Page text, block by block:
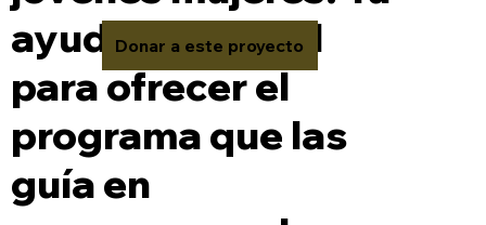
ayuda es crucial
para ofrecer el
programa que las
guía en
Donar a este proyecto